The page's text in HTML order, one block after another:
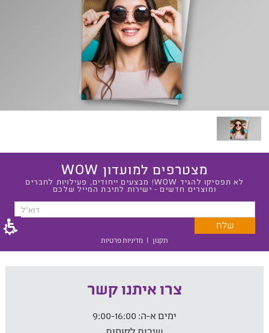
מצטרפים למועדון WOW
לא תפסיקו להגיד WOW! מבצעים ייחודים, פעילויות לחברים
ומוצרים חדשים - ישירות לתיבת המייל שלכם
תקנון | מדיניות פרטיות
צרו איתנו קשר
ימים א-ה: